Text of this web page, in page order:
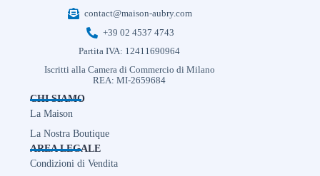
contact@maison-aubry.com
+39 02 4537 4743
Partita IVA: 12411690964
Iscritti alla Camera di Commercio di Milano
REA: MI-2659684
CHI SIAMO
La Maison
La Nostra Boutique
AREA LEGALE
Condizioni di Vendita